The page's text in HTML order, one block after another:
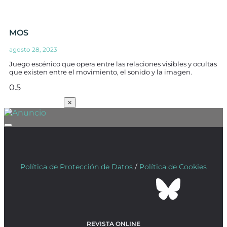
MOS
agosto 28, 2023
Juego escénico que opera entre las relaciones visibles y ocultas
que existen entre el movimiento, el sonido y la imagen.
×
Política de Protección de Datos / Política de Cookies
REVISTA ONLINE